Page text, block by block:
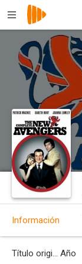
Información
Título original Año